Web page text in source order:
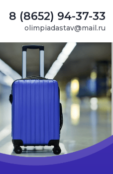
8 (8652) 94-37-33
olimpiadastav@mail.ru